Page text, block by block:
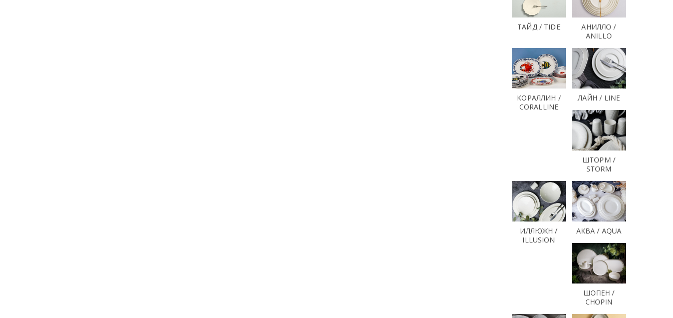
ТАЙД / TIDE
АНИЛЛО /
ANILLO
КОРАЛЛИН /
CORALLINE
ЛАЙН / LINE
ШТОРМ /
STORM
ИЛЛЮЖН /
ILLUSION
АКВА / AQUA
ШОПЕН /
CHOPIN